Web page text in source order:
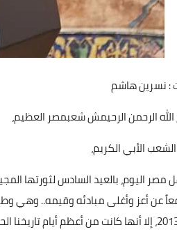
: نسرين هاشم
الرحمن الرحيمش شعبمصر العظيم،
الأبي الكريم،
مصر اليوم، بالعيد السادس لثورتها
عن أعز وأغلى مبادئه وقيمه.. وهي